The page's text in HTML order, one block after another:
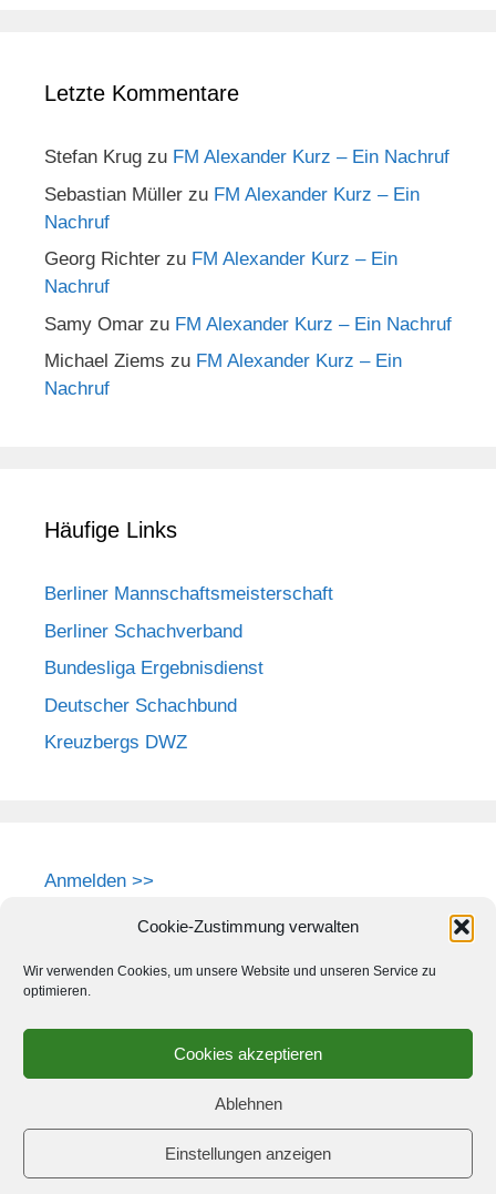
Cookie-Zustimmung verwalten
Wir verwenden Cookies, um unsere Website und unseren Service zu
optimieren.
Cookies akzeptieren
Ablehnen
Einstellungen anzeigen
Letzte Kommentare
Stefan Krug zu FM Alexander Kurz – Ein Nachruf
Sebastian Müller zu FM Alexander Kurz – Ein
Nachruf
Georg Richter zu FM Alexander Kurz – Ein
Nachruf
Samy Omar zu FM Alexander Kurz – Ein Nachruf
Michael Ziems zu FM Alexander Kurz – Ein
Nachruf
Häufige Links
Berliner Mannschaftsmeisterschaft
Berliner Schachverband
Bundesliga Ergebnisdienst
Deutscher Schachbund
Kreuzbergs DWZ
Anmelden >>
© 2026 Schach-Club Kreuzberg e.V. GeneratePress